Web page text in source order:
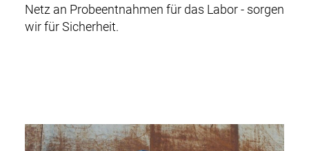
Netz an Probeentnahmen für das Labor - sorgen
wir für Sicherheit.